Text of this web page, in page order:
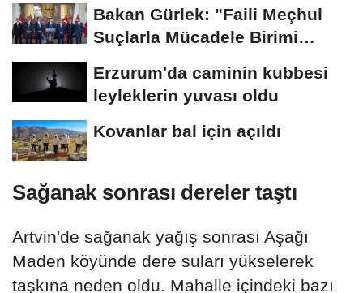
Bakan Gürlek: "Faili Meçhul
Suçlarla Mücadele Birimi
Erzurum'da caminin kubbesi
leyleklerin yuvası oldu
Kovanlar bal için açıldı
Sağanak sonrası dereler taştı
Artvin'de sağanak yağış sonrası Aşağı
Maden köyünde dere suları yükselerek
taşkına neden oldu. Mahalle içindeki bazı